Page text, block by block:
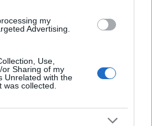
my
Advertising.
Use,
Sharing of my
Unrelated with the
collected.